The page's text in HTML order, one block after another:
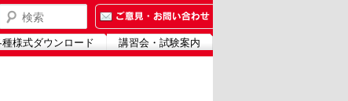
検索
様式ダウンロード 講習会・試験案内